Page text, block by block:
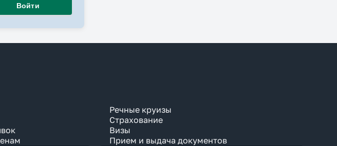
Войти
Речные круизы
Страхование
Визы
Прием и выдача документов